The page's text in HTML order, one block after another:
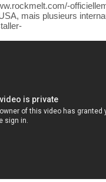
mais plusieurs